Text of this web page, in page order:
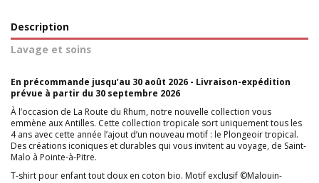
Description
Lavage et soins
En précommande jusqu’au 30 août 2026 - Livraison-expédition
prévue à partir du 30 septembre 2026
À l’occasion de La Route du Rhum, notre nouvelle collection vous
emmène aux Antilles. Cette collection tropicale sort uniquement tous les
4 ans avec cette année l’ajout d’un nouveau motif : le Plongeoir tropical.
Des créations iconiques et durables qui vous invitent au voyage, de Saint-
Malo à Pointe-à-Pitre.
T-shirt pour enfant tout doux en coton bio. Motif exclusif ©Malouin-